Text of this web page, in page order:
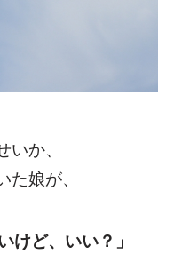
か、
娘が、
けど、いい？」